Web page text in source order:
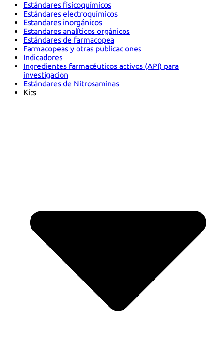
Estándares fisicoquímicos
Estándares electroquímicos
Estandares inorgánicos
Estandares analíticos orgánicos
Estándares de farmacopea
Farmacopeas y otras publicaciones
Indicadores
Ingredientes farmacéuticos activos (API) para
investigación
Estándares de Nitrosaminas
Kits